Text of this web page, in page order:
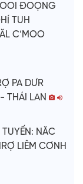
ĐOỌNG
TUH
C’MOO
PA DƯR
THÁI LAN
NĂC
LIÊM CƠNH